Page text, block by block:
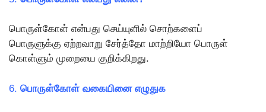
பொருள்கோள் என்பது செய்யுளில் சொற்களைப்
பொருளுக்கு ஏற்றவாறு சேர்த்தோ மாற்றியோ பொருள்
கொள்ளும் முறையை குறிக்கிறது.
6. பொருள்கோள் வகையினை எழுதுக